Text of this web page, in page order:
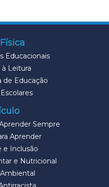
Educacionais
à Leitura
de Educação
Sempre
Aprender
e Inclusão
e Nutricional